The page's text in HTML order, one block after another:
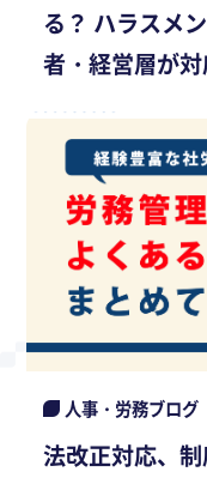
る？ ハラスメ
者・経営層が
会保険労務士が
人事・労務ブログ
法改正対応、